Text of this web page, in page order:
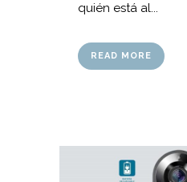
quién está al...
READ MORE